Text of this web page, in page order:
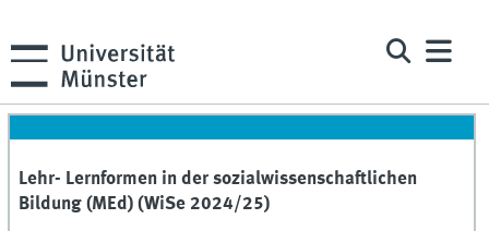
Lehr- Lernformen in der sozialwissenschaftlichen
Bildung (MEd) (WiSe 2024/25)